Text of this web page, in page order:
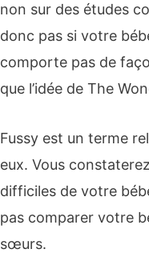
non sur des études
donc pas si votre
comporte pas de
que l’idée de The
Fussy est un terme
eux. Vous
difficiles de votre
pas comparer votre
sœurs.